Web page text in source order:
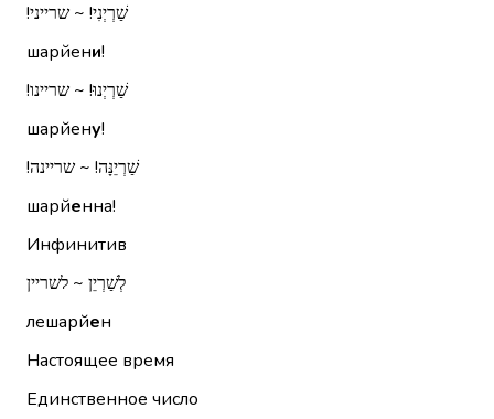
שַׁרְיְנִי!‏ ~ שרייני!‏
шарйени!
שַׁרְיְנוּ!‏ ~ שריינו!‏
шарйену!
שַׁרְיֵנָּה!‏ ~ שריינה!‏
шарйенна!
Инфинитив
לְשַׁרְיֵן ~ לשריין
лешарйен
Настоящее время
Единственное число